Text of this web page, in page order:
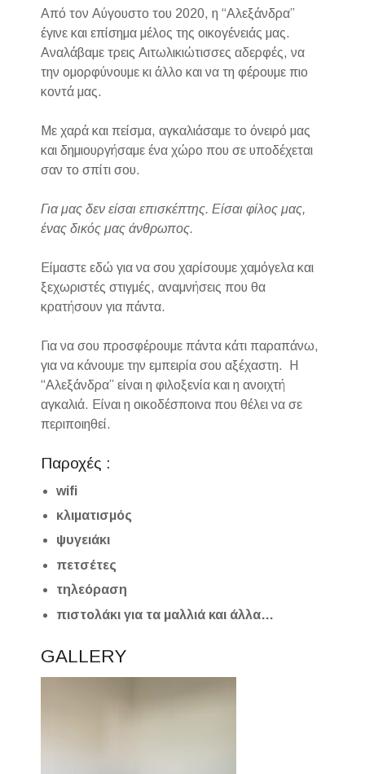
Από τον Αύγουστο του 2020, η “Αλεξάνδρα”
έγινε και επίσημα μέλος της οικογένειάς μας.
Αναλάβαμε τρεις Αιτωλικιώτισσες αδερφές, να
την ομορφύνουμε κι άλλο και να τη φέρουμε πιο
κοντά μας.
Με χαρά και πείσμα, αγκαλιάσαμε το όνειρό μας
και δημιουργήσαμε ένα χώρο που σε υποδέχεται
σαν το σπίτι σου.
Για μας δεν είσαι επισκέπτης. Είσαι φίλος μας,
ένας δικός μας άνθρωπος.
Είμαστε εδώ για να σου χαρίσουμε χαμόγελα και
ξεχωριστές στιγμές, αναμνήσεις που θα
κρατήσουν για πάντα.
Για να σου προσφέρουμε πάντα κάτι παραπάνω,
για να κάνουμε την εμπειρία σου αξέχαστη. Η
“Αλεξάνδρα” είναι η φιλοξενία και η ανοιχτή
αγκαλιά. Είναι η οικοδέσποινα που θέλει να σε
περιποιηθεί.
Παροχές :
wifi
κλιματισμός
ψυγειάκι
πετσέτες
τηλεόραση
πιστολάκι για τα μαλλιά και άλλα…
GALLERY